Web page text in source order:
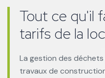
Tout ce qu'il
tarifs de la
La gestion des
travaux de